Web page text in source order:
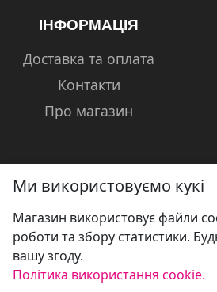
ІНФОРМАЦІЯ
Доставка та оплата
Контакти
Про магазин
КОНТАКТИ
Ми використовуємо кукі
Магазин використовує файли
роботи та збору статистики.
вашу згоду.
Політика використання cookie.